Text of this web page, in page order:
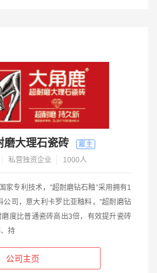
磨大理石瓷砖
私营独资企业 1000人
家专利技术，”超耐磨钻石釉”采用拥有1
司，意大利卡罗比亚釉料，”超耐磨钻
度比普通瓷砖高出3倍，有效提升瓷砖
持
公司主页